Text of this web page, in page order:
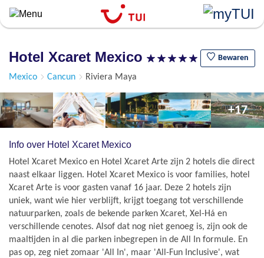
Overslaan
algemene
gaan
Hotel Xcaret Mexico Bewaren
Mexico Cancun Riviera Maya
+17
Info over Hotel Xcaret Mexico
Hotel Xcaret Mexico en Hotel Xcaret Arte zijn 2 hotels die direct
naast elkaar liggen. Hotel Xcaret Mexico is voor families, hotel
Xcaret Arte is voor gasten vanaf 16 jaar. Deze 2 hotels zijn
uniek, want wie hier verblijft, krijgt toegang tot verschillende
natuurparken, zoals de bekende parken Xcaret, Xel-Há en
verschillende cenotes. Alsof dat nog niet genoeg is, zijn ook de
maaltijden in al die parken inbegrepen in de All In formule. En
pas op, zeg niet zomaar 'All In', maar 'All-Fun Inclusive', wat